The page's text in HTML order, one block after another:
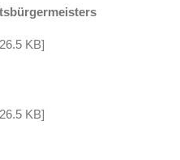
KB]
KB]